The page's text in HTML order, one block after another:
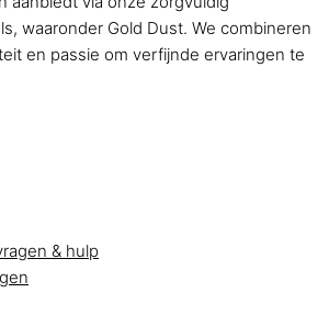
waaronder Gold Dust. We combineren
en passie om verfijnde ervaringen te
& hulp